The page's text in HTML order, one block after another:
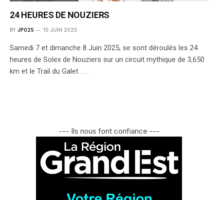
24 HEURES DE NOUZIERS
BY JP025 10 JUIN 2025
Samedi 7 et dimanche 8 Juin 2025, se sont déroulés les 24
heures de Solex de Nouziers sur un circuit mythique de 3,650
km et le Trail du Galet . . .
--- Ils nous font confiance ---